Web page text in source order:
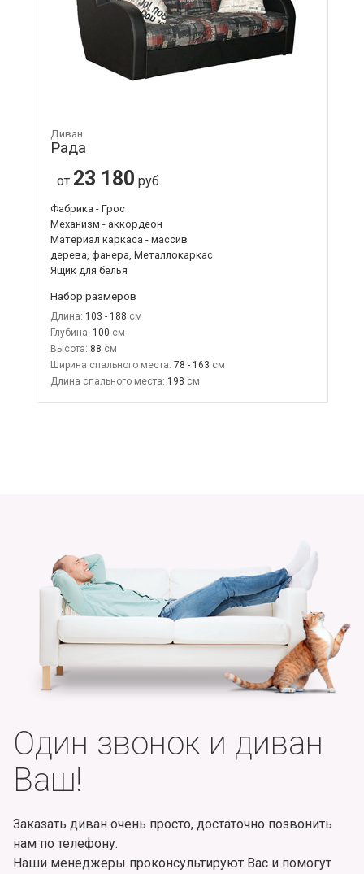
Диван
Рада
от 23 180 руб.
Фабрика - Грос
Механизм - аккордеон
Материал каркаса - массив
дерева, фанера, Металлокаркас
Ящик для белья
Набор размеров
Длина: 103 - 188
Глубина: 100
Высота: 88
Ширина спального места: 78 - 163
Длина спального места: 198
Один звонок и диван
Ваш!
Заказать диван очень просто, достаточно позвонить
нам по телефону.
Наши менеджеры проконсультируют Вас и помогут